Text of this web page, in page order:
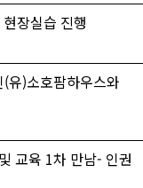
장실습 진행
유)소호팜하우스와
교육 1차 만남- 인권